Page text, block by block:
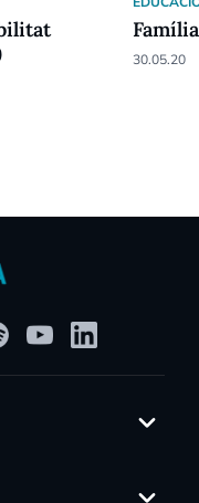
30.05.20